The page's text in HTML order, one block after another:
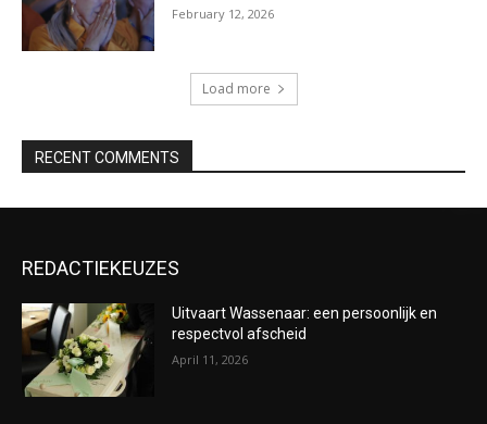
February 12, 2026
Load more
RECENT COMMENTS
REDACTIEKEUZES
Uitvaart Wassenaar: een persoonlijk en
respectvol afscheid
April 11, 2026